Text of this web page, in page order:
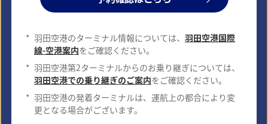
シアトル
日本から最も近いアメリカの都
市
ワシントンD.C.
アメリカ合衆国の首都
* 羽田空港のターミナル情報については、 羽田空港国際
線-空港案内をご確認ください。
* 羽田空港第2ターミナルからのお乗り継ぎについては、
羽田空港での乗り継ぎのご案内をご確認ください。
* 羽田空港の発着ターミナルは、運航上の都合により変
更となる場合がございます。